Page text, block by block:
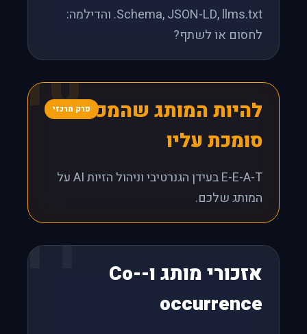
Schema, JSON-LD, llms.txt. והדילמה:
לחסום או לשתף?
פרק מרכזי
10להיות המותג שהמכונה
סומכת עליו
E-E-A-T בעידן הגנרטיבי וניהול הזיות AI על
המותג שלכם.
11
אזכורי מותג ו-Co-
occurrence